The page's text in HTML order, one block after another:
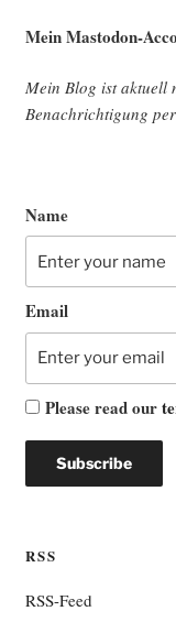
Mein Mast­o­don-
Mein Blog ist aktu­ell
Benach­rich­ti­gung
Name
Email
Please read our
RSS
RSS-Feed